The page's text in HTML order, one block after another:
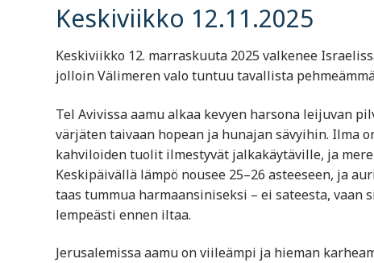
Keskiviikko 12.11.2025
Keskiviikko 12. marraskuuta 2025 valkenee
jolloin Välimeren valo tuntuu tavallista
Tel Avivissa aamu alkaa kevyen harsona leijuvan
värjäten taivaan hopean ja hunajan sävyihin. Ilma
kahviloiden tuolit ilmestyvät jalkakäytäville, ja
Keskipäivällä lämpö nousee 25–26 asteeseen, ja
taas tummua harmaansiniseksi – ei sateesta,
lempeästi ennen iltaa.
Jerusalemissa aamu on viileämpi ja hieman